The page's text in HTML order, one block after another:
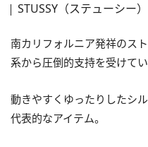
STUSSY（ステューシー）
南カリフォルニア発祥のス
系から圧倒的支持を受けてい
動きやすくゆったりしたシ
代表的なアイテム。